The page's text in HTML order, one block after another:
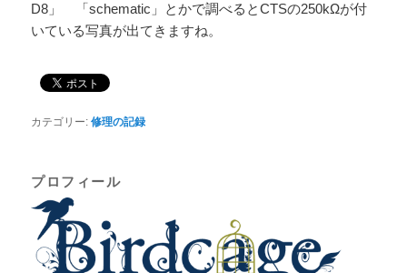
D8」 「schematic」とかで調べるとCTSの250kΩが付
いている写真が出てきますね。
カテゴリー: 修理の記録
プロフィール